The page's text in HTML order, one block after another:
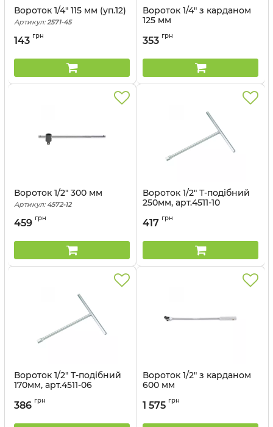
Вороток 1/4" 115 мм (уп.12)
Артикул: 2571-45
143 грн
Вороток 1/4" з карданом
125 мм
353 грн
Вороток 1/2" 300 мм
Артикул: 4572-12
459 грн
Вороток 1/2" Т-подібний
250мм, арт.4511-10
417 грн
Вороток 1/2" Т-подібний
170мм, арт.4511-06
386 грн
Вороток 1/2" з карданом
600 мм
1 575 грн